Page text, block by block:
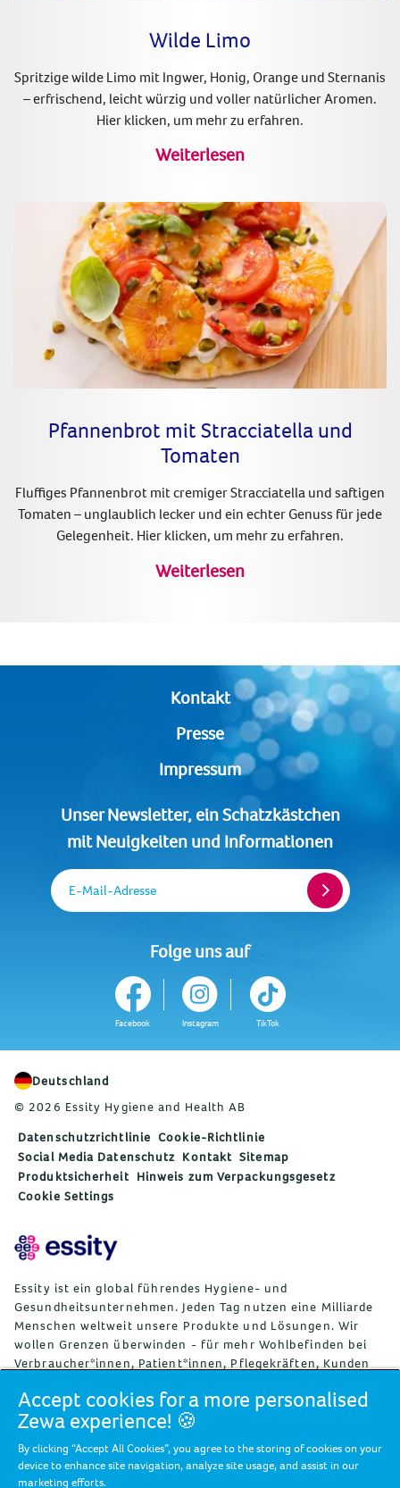
Wilde Limo
Spritzige wilde Limo mit Ingwer, Honig, Orange und Sternanis
– erfrischend, leicht würzig und voller natürlicher Aromen.
Hier klicken, um mehr zu erfahren.
Weiterlesen
Pfannenbrot mit Stracciatella und
Tomaten
Fluffiges Pfannenbrot mit cremiger Stracciatella und saftigen
Tomaten – unglaublich lecker und ein echter Genuss für jede
Gelegenheit. Hier klicken, um mehr zu erfahren.
Weiterlesen
Kontakt
Presse
Impressum
Unser Newsletter, ein Schatzkästchen
mit Neuigkeiten und Informationen
E-Mail-Adresse
Folge uns auf
Facebook Instagram TikTok
Deutschland
© 2026 Essity Hygiene and Health AB
Datenschutzrichtlinie Cookie-Richtlinie
Social Media Datenschutz Kontakt Sitemap
Produktsicherheit Hinweis zum Verpackungsgesetz
Cookie Settings
Essity ist ein global führendes Hygiene- und
Gesundheitsunternehmen. Jeden Tag nutzen eine Milliarde
Menschen weltweit unsere Produkte und Lösungen. Wir
wollen Grenzen überwinden - für mehr Wohlbefinden bei
Verbraucher*innen, Patient*innen, Pflegekräften, Kunden
Lösungen in rund 150 Ländern unter vielen starken
Marken, darunter die Weltmarktführer TENA und Tork, aber
auch bekannte Marken wie Actimove, Cutimed, JOBST, Knix,
Leukoplast, Libero, Libresse, Lotus, Modibodi, Nosotras,
Saba, Tempo, TOM Organic, und Zewa. Essity beschäftigt
Accept cookies for a more personalised
Zewa experience! 🍪
By clicking “Accept All Cookies”, you agree to the storing of cookies on your
device to enhance site navigation, analyze site usage, and assist in our
marketing efforts.